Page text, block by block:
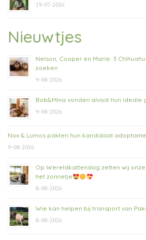
19-07-2026
Nieuwtjes
Nelson, Cooper en Marie: 3
zoeken
9-08-2026
Bob&Mina vonden alvast hun ideale
9-08-2026
Nox & Lumos pakten hun kandidaat
9-08-2026
Op Wereldkattendag zetten wij
het zonnetje
8-08-2026
Wie kan helpen bij transport van
8-08-2026